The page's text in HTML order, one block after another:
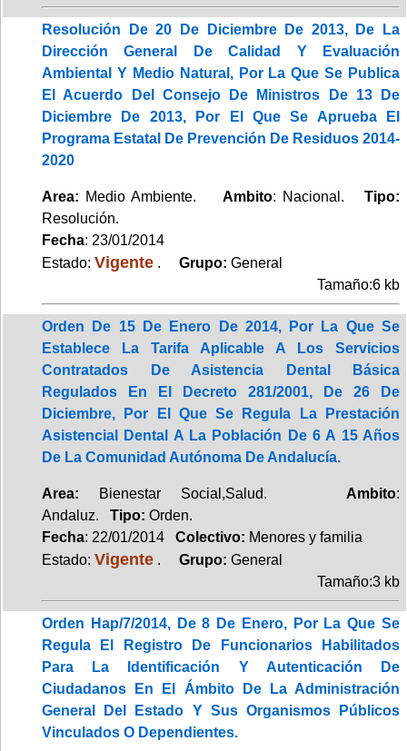
Resolución De 20 De Diciembre De 2013, De La
Dirección General De Calidad Y Evaluación
Ambiental Y Medio Natural, Por La Que Se Publica
El Acuerdo Del Consejo De Ministros De 13 De
Diciembre De 2013, Por El Que Se Aprueba El
Programa Estatal De Prevención De Residuos 2014-
2020
Area: Medio Ambiente.Ambito: Nacional.Tipo:
Resolución.
Fecha: 23/01/2014
Estado: Vigente . Grupo: General
Tamaño:6 kb
Orden De 15 De Enero De 2014, Por La Que Se
Establece La Tarifa Aplicable A Los Servicios
Contratados De Asistencia Dental Básica
Regulados En El Decreto 281/2001, De 26 De
Diciembre, Por El Que Se Regula La Prestación
Asistencial Dental A La Población De 6 A 15 Años
De La Comunidad Autónoma De Andalucía.
Area: Bienestar Social,Salud. Ambito:
Andaluz. Tipo: Orden.
Fecha: 22/01/2014 Colectivo: Menores y familia
Estado: Vigente . Grupo: General
Tamaño:3 kb
Orden Hap/7/2014, De 8 De Enero, Por La Que Se
Regula El Registro De Funcionarios Habilitados
Para La Identificación Y Autenticación De
Ciudadanos En El Ámbito De La Administración
General Del Estado Y Sus Organismos Públicos
Vinculados O Dependientes.